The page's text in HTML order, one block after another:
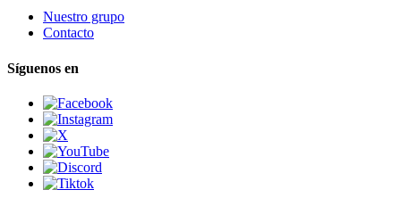
Nuestro grupo
Contacto
Síguenos en